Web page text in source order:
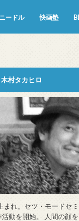
ードル 快画塾
村タカヒロ
まれ。セツ・モードセ
活動を開始。 人間の顔